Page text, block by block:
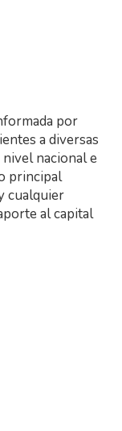
por
a diversas
nacional e
principal
cualquier
al capital